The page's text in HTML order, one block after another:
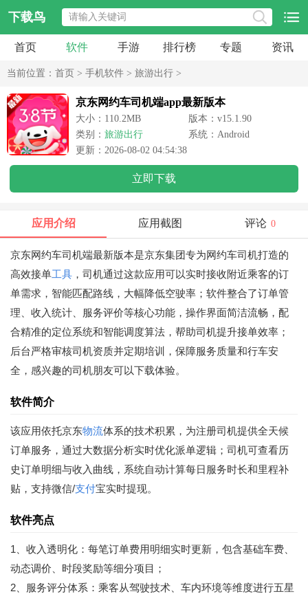
下载鸟
首页 软件 手游 排行榜 专题 资讯
当前位置： 首页 > 手机软件 > 旅游出行 >
京东网约车司机端app最新版本
大小：110.2MB
版本：v15.1.90
类别： 旅游出行
系统：Android
更新：2026-08-02 04:54:38
立即下载
应用介绍 应用截图 评论 0
京东网约车司机端最新版本是京东集团专为网约车司机打造的
高效接单工具 ，司机通过这款应用可以实时接收附近乘客的订
单需求，智能匹配路线，大幅降低空驶率；软件整合了订单管
理、收入统计、服务评价等核心功能，操作界面简洁流畅，配
合精准的定位系统和智能调度算法，帮助司机提升接单效率；
后台严格审核司机资质并定期培训，保障服务质量和行车安
全，感兴趣的司机朋友可以下载体验。
软件简介
该应用依托京东物流体系的技术积累，为注册司机提供全天候
订单服务，通过大数据分析实时优化派单逻辑；司机可查看历
史订单明细与收入曲线，系统自动计算每日服务时长和里程补
贴，支持微信/支付宝实时提现。
软件亮点
1、收入透明化：每笔订单费用明细实时更新，包含基础车费、
动态调价、时段奖励等细分项目；
2、服务评分体系：乘客从驾驶技术、车内环境等维度进行五星